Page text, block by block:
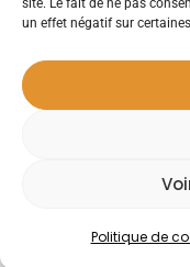
site. Le fait de ne pas
un effet négatif sur
Politique de